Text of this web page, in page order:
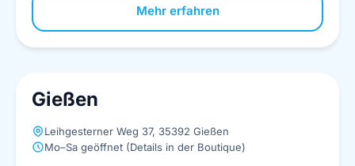
Mehr erfahren
Gießen
Leihgesterner Weg 37, 35392 Gießen
Mo–Sa geöffnet (Details in der Boutique)